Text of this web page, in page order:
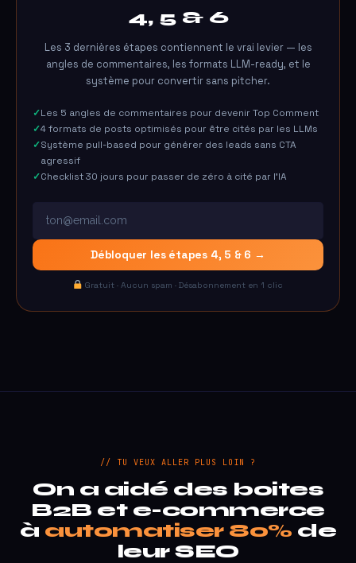
4, 5 & 6
Les 3 dernières étapes contiennent le vrai levier — les
angles de commentaires, les formats LLM-ready, et le
système pour convertir sans pitcher.
Les 5 angles de commentaires pour devenir Top Comment
4 formats de posts optimisés pour être cités par les LLMs
Système pull-based pour générer des leads sans CTA
agressif
Checklist 30 jours pour passer de zéro à cité par l'IA
Débloquer les étapes 4, 5 & 6 →
Gratuit · Aucun spam · Désabonnement en 1 clic
// TU VEUX ALLER PLUS LOIN ?
On a aidé des boites
B2B et e-commerce
à automatiser 80% de
leur SEO